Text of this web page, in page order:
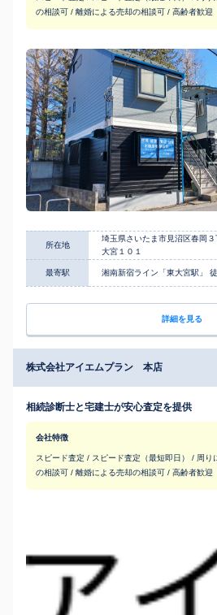
の相談可 / 離婚による売却の相談可 / 高齢者歓迎
所在地
埼玉県さいたま市見沼区春岡
大宮１０１
最寄駅 湘南新宿ライン「東大宮駅」
詳細を見る
株式会社アイエムプラン 本店
相続診断士と宅建士が安心査定を提供
会社特徴
スピード査定 / スピード査定（最短即日） / 周り
の相談可 / 離婚による売却の相談可 / 高齢者歓迎